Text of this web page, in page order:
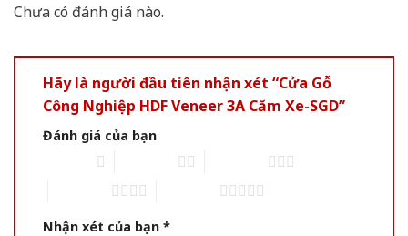
Chưa có đánh giá nào.
Hãy là người đầu tiên nhận xét “Cửa Gỗ
Công Nghiệp HDF Veneer 3A Căm Xe-SGD”
Đánh giá của bạn
Nhận xét của bạn *